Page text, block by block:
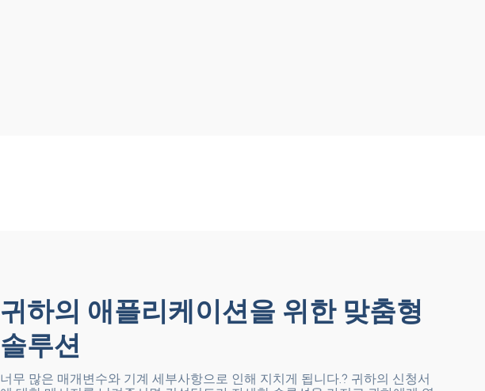
귀하의 애플리케이션을 위한 맞춤형
솔루션
너무 많은 매개변수와 기계 세부사항으로 인해 지치게 됩니다.? 귀하의 신청서